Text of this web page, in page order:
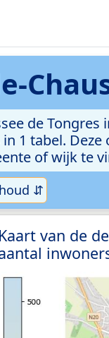
de
1 tabel.
of wijk te
⇵
Kaart van de